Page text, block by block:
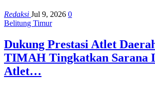
Redaksi Jul 9, 2026 0
Belitung Timur
Dukung Prestasi Atlet
TIMAH Tingkatkan Sarana
Atlet…